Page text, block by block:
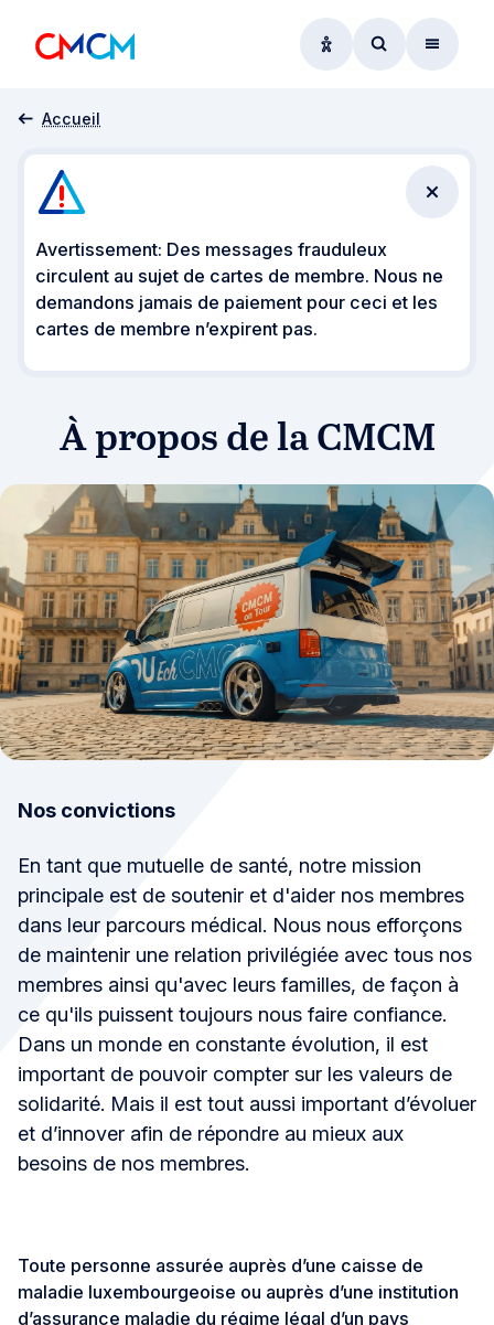
OptionsAccéder au
Menu
Accueil
À propos
Avertissement: Des messages frauduleux
circulent au sujet de cartes de membre. Nous ne
demandons jamais de paiement pour ceci et les
cartes de membre n’expirent pas.
À propos de la CMCM
Nos convictions
En tant que mutuelle de santé, notre mission
principale est de soutenir et d'aider nos membres
dans leur parcours médical. Nous nous efforçons
de maintenir une relation privilégiée avec tous nos
membres ainsi qu'avec leurs familles, de façon à
ce qu'ils puissent toujours nous faire confiance.
Dans un monde en constante évolution, il est
important de pouvoir compter sur les valeurs de
solidarité. Mais il est tout aussi important d’évoluer
et d’innover afin de répondre au mieux aux
besoins de nos membres.
Toute personne assurée auprès d’une caisse de
maladie luxembourgeoise ou auprès d’une institution
d’assurance maladie du régime légal d’un pays